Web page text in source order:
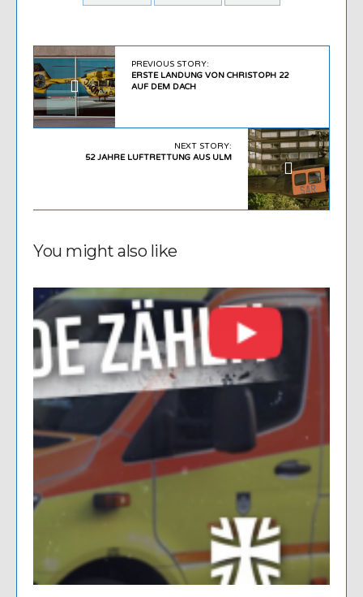
PREVIOUS STORY:
ERSTE LANDUNG VON CHRISTOPH 22
AUF DEM DACH
NEXT STORY:
52 JAHRE LUFTRETTUNG AUS ULM
You might also like